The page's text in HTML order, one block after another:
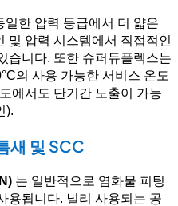
한 압력 등급에서 더 얇은
및 압력 시스템에서 직접적인
습니다. 또한 슈퍼듀플렉스는
의 사용 가능한 서비스 온도
에서도 단기간 노출이 가능
).
새 및 SCC
는 일반적으로 염화물 피팅
용됩니다. 널리 사용되는 공